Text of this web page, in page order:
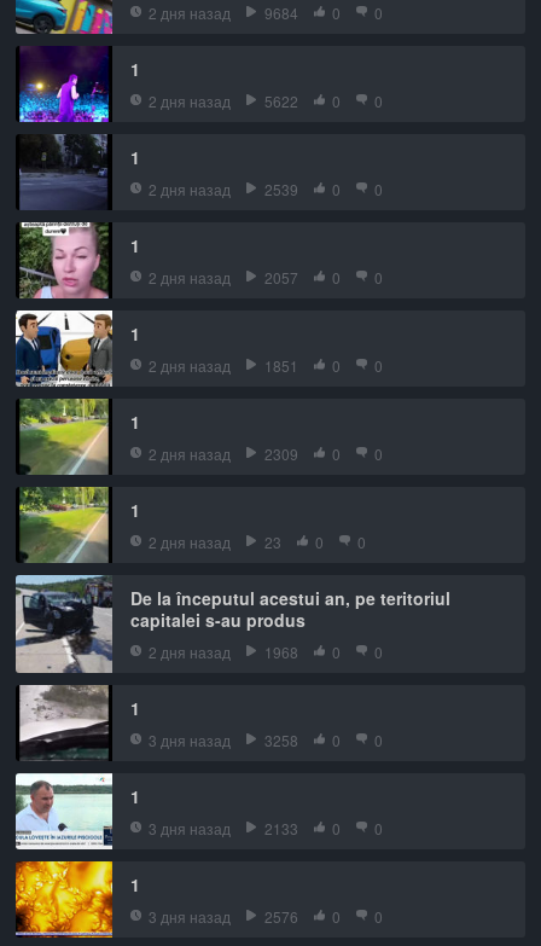
2 дня назад 9684 0 0
1
2 дня назад 5622 0 0
1
2 дня назад 2539 0 0
1
2 дня назад 2057 0 0
1
2 дня назад 1851 0 0
1
2 дня назад 2309 0 0
1
2 дня назад 23 0 0
De la începutul acestui an, pe teritoriul
capitalei s-au produs
2 дня назад 1968 0 0
1
3 дня назад 3258 0 0
1
3 дня назад 2133 0 0
1
3 дня назад 2576 0 0